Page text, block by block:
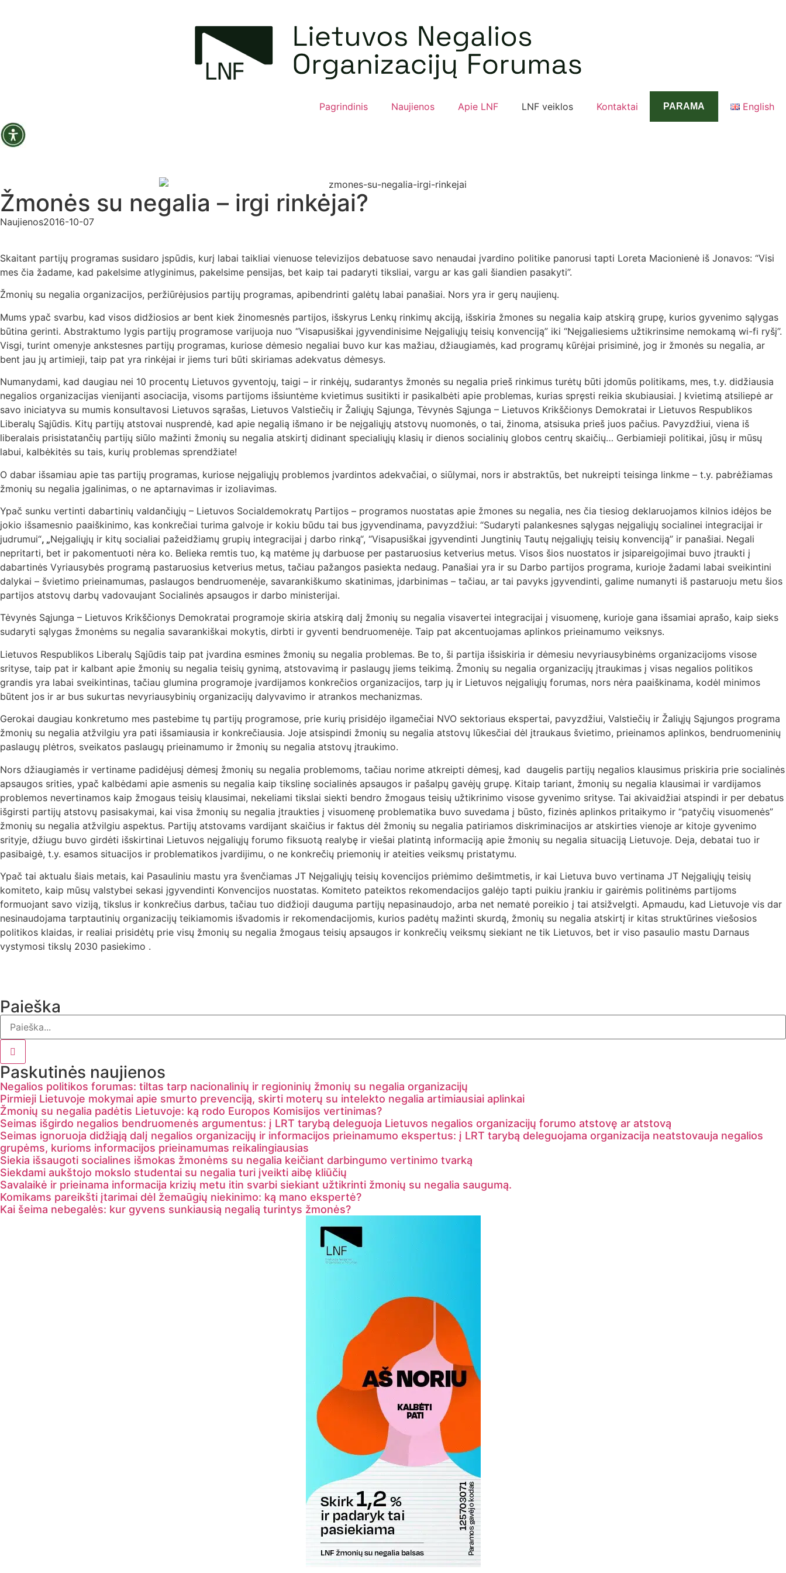
Pagrindinis Naujienos Apie LNF LNF veiklos Kontaktai PARAMA English
Žmonės su negalia – irgi rinkėjai?
Naujienos2016-10-07
Skaitant partijų programas susidaro įspūdis, kurį labai taikliai vienuose televizijos debatuose savo nenaudai įvardino politike panorusi tapti Loreta Macionienė iš Jonavos: “Visi
mes čia žadame, kad pakelsime atlyginimus, pakelsime pensijas, bet kaip tai padaryti tiksliai, vargu ar kas gali šiandien pasakyti”.
Žmonių su negalia organizacijos, peržiūrėjusios partijų programas, apibendrinti galėtų labai panašiai. Nors yra ir gerų naujienų.
Mums ypač svarbu, kad visos didžiosios ar bent kiek žinomesnės partijos, išskyrus Lenkų rinkimų akciją, išskiria žmones su negalia kaip atskirą grupę, kurios gyvenimo sąlygas
būtina gerinti. Abstraktumo lygis partijų programose varijuoja nuo “Visapusiškai įgyvendinisime Neįgaliųjų teisių konvenciją” iki “Neįgaliesiems užtikrinsime nemokamą wi-fi ryšį”.
Visgi, turint omenyje ankstesnes partijų programas, kuriose dėmesio negaliai buvo kur kas mažiau, džiaugiamės, kad programų kūrėjai prisiminė, jog ir žmonės su negalia, ar
bent jau jų artimieji, taip pat yra rinkėjai ir jiems turi būti skiriamas adekvatus dėmesys.
Numanydami, kad daugiau nei 10 procentų Lietuvos gyventojų, taigi – ir rinkėjų, sudarantys žmonės su negalia prieš rinkimus turėtų būti įdomūs politikams, mes, t.y. didžiausia
negalios organizacijas vienijanti asociacija, visoms partijoms išsiuntėme kvietimus susitikti ir pasikalbėti apie problemas, kurias spręsti reikia skubiausiai. Į kvietimą atsiliepė ar
savo iniciatyva su mumis konsultavosi Lietuvos sąrašas, Lietuvos Valstiečių ir Žaliųjų Sąjunga, Tėvynės Sąjunga – Lietuvos Krikščionys Demokratai ir Lietuvos Respublikos
Liberalų Sąjūdis. Kitų partijų atstovai nusprendė, kad apie negalią išmano ir be neįgaliųjų atstovų nuomonės, o tai, žinoma, atsisuka prieš juos pačius. Pavyzdžiui, viena iš
liberalais prisistatančių partijų siūlo mažinti žmonių su negalia atskirtį didinant specialiųjų klasių ir dienos socialinių globos centrų skaičių… Gerbiamieji politikai, jūsų ir mūsų
labui, kalbėkitės su tais, kurių problemas sprendžiate!
O dabar išsamiau apie tas partijų programas, kuriose neįgaliųjų problemos įvardintos adekvačiai, o siūlymai, nors ir abstraktūs, bet nukreipti teisinga linkme – t.y. pabrėžiamas
žmonių su negalia įgalinimas, o ne aptarnavimas ir izoliavimas.
Ypač sunku vertinti dabartinių valdančiųjų – Lietuvos Socialdemokratų Partijos – programos nuostatas apie žmones su negalia, nes čia tiesiog deklaruojamos kilnios idėjos be
jokio išsamesnio paaiškinimo, kas konkrečiai turima galvoje ir kokiu būdu tai bus įgyvendinama, pavyzdžiui: “Sudaryti palankesnes sąlygas neįgaliųjų socialinei integracijai ir
judrumui“, „Neįgaliųjų ir kitų socialiai pažeidžiamų grupių integracijai į darbo rinką“, “Visapusiškai įgyvendinti Jungtinių Tautų neįgaliųjų teisių konvenciją” ir panašiai. Negali
nepritarti, bet ir pakomentuoti nėra ko. Belieka remtis tuo, ką matėme jų darbuose per pastaruosius ketverius metus. Visos šios nuostatos ir įsipareigojimai buvo įtraukti į
dabartinės Vyriausybės programą pastaruosius ketverius metus, tačiau pažangos pasiekta nedaug. Panašiai yra ir su Darbo partijos programa, kurioje žadami labai sveikintini
dalykai – švietimo prieinamumas, paslaugos bendruomenėje, savarankiškumo skatinimas, įdarbinimas – tačiau, ar tai pavyks įgyvendinti, galime numanyti iš pastaruoju metu šios
partijos atstovų darbų vadovaujant Socialinės apsaugos ir darbo ministerijai.
Tėvynės Sąjunga – Lietuvos Krikščionys Demokratai programoje skiria atskirą dalį žmonių su negalia visavertei integracijai į visuomenę, kurioje gana išsamiai aprašo, kaip sieks
sudaryti sąlygas žmonėms su negalia savarankiškai mokytis, dirbti ir gyventi bendruomenėje. Taip pat akcentuojamas aplinkos prieinamumo veiksnys.
Lietuvos Respublikos Liberalų Sąjūdis taip pat įvardina esmines žmonių su negalia problemas. Be to, ši partija išsiskiria ir dėmesiu nevyriausybinėms organizacijoms visose
srityse, taip pat ir kalbant apie žmonių su negalia teisių gynimą, atstovavimą ir paslaugų jiems teikimą. Žmonių su negalia organizacijų įtraukimas į visas negalios politikos
grandis yra labai sveikintinas, tačiau glumina programoje įvardijamos konkrečios organizacijos, tarp jų ir Lietuvos neįgaliųjų forumas, nors nėra paaiškinama, kodėl minimos
būtent jos ir ar bus sukurtas nevyriausybinių organizacijų dalyvavimo ir atrankos mechanizmas.
Gerokai daugiau konkretumo mes pastebime tų partijų programose, prie kurių prisidėjo ilgamečiai NVO sektoriaus ekspertai, pavyzdžiui, Valstiečių ir Žaliųjų Sąjungos programa
žmonių su negalia atžvilgiu yra pati išsamiausia ir konkrečiausia. Joje atsispindi žmonių su negalia atstovų lūkesčiai dėl įtraukaus švietimo, prieinamos aplinkos, bendruomeninių
paslaugų plėtros, sveikatos paslaugų prieinamumo ir žmonių su negalia atstovų įtraukimo.
Nors džiaugiamės ir vertiname padidėjusį dėmesį žmonių su negalia problemoms, tačiau norime atkreipti dėmesį, kad daugelis partijų negalios klausimus priskiria prie socialinės
apsaugos srities, ypač kalbėdami apie asmenis su negalia kaip tikslinę socialinės apsaugos ir pašalpų gavėjų grupę. Kitaip tariant, žmonių su negalia klausimai ir vardijamos
problemos nevertinamos kaip žmogaus teisių klausimai, nekeliami tikslai siekti bendro žmogaus teisių užtikrinimo visose gyvenimo srityse. Tai akivaidžiai atspindi ir per debatus
išgirsti partijų atstovų pasisakymai, kai visa žmonių su negalia įtraukties į visuomenę problematika buvo suvedama į būsto, fizinės aplinkos pritaikymo ir “patyčių visuomenės”
žmonių su negalia atžvilgiu aspektus. Partijų atstovams vardijant skaičius ir faktus dėl žmonių su negalia patiriamos diskriminacijos ar atskirties vienoje ar kitoje gyvenimo
srityje, džiugu buvo girdėti išskirtinai Lietuvos neįgaliųjų forumo fiksuotą realybę ir viešai platintą informaciją apie žmonių su negalia situaciją Lietuvoje. Deja, debatai tuo ir
pasibaigė, t.y. esamos situacijos ir problematikos įvardijimu, o ne konkrečių priemonių ir ateities veiksmų pristatymu.
Ypač tai aktualu šiais metais, kai Pasauliniu mastu yra švenčiamas JT Neįgaliųjų teisių kovencijos priėmimo dešimtmetis, ir kai Lietuva buvo vertinama JT Neįgaliųjų teisių
komiteto, kaip mūsų valstybei sekasi įgyvendinti Konvencijos nuostatas. Komiteto pateiktos rekomendacijos galėjo tapti puikiu įrankiu ir gairėmis politinėms partijoms
formuojant savo viziją, tikslus ir konkrečius darbus, tačiau tuo didžioji dauguma partijų nepasinaudojo, arba net nematė poreikio į tai atsižvelgti. Apmaudu, kad Lietuvoje vis dar
nesinaudojama tarptautinių organizacijų teikiamomis išvadomis ir rekomendacijomis, kurios padėtų mažinti skurdą, žmonių su negalia atskirtį ir kitas struktūrines viešosios
politikos klaidas, ir realiai prisidėtų prie visų žmonių su negalia žmogaus teisių apsaugos ir konkrečių veiksmų siekiant ne tik Lietuvos, bet ir viso pasaulio mastu Darnaus
vystymosi tikslų 2030 pasiekimo .
Paieška
Paskutinės naujienos
Negalios politikos forumas: tiltas tarp nacionalinių ir regioninių žmonių su negalia organizacijų
Pirmieji Lietuvoje mokymai apie smurto prevenciją, skirti moterų su intelekto negalia artimiausiai aplinkai
Žmonių su negalia padėtis Lietuvoje: ką rodo Europos Komisijos vertinimas?
Seimas išgirdo negalios bendruomenės argumentus: į LRT tarybą deleguoja Lietuvos negalios organizacijų forumo atstovę ar atstovą
Seimas ignoruoja didžiąją dalį negalios organizacijų ir informacijos prieinamumo ekspertus: į LRT tarybą deleguojama organizacija neatstovauja negalios
grupėms, kurioms informacijos prieinamumas reikalingiausias
Siekia išsaugoti socialines išmokas žmonėms su negalia keičiant darbingumo vertinimo tvarką
Siekdami aukštojo mokslo studentai su negalia turi įveikti aibę kliūčių
Savalaikė ir prieinama informacija krizių metu itin svarbi siekiant užtikrinti žmonių su negalia saugumą.
Komikams pareikšti įtarimai dėl žemaūgių niekinimo: ką mano ekspertė?
Kai šeima nebegalės: kur gyvens sunkiausią negalią turintys žmonės?